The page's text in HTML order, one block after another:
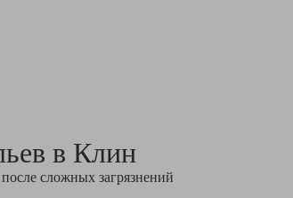
в Клин
сложных загрязнений